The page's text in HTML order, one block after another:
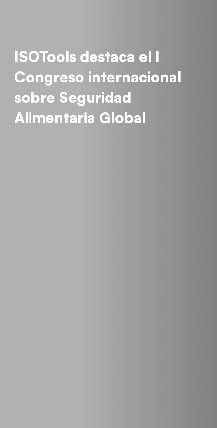
ISOTools destaca el I
Congreso internacional
sobre Seguridad
Alimentaria Global